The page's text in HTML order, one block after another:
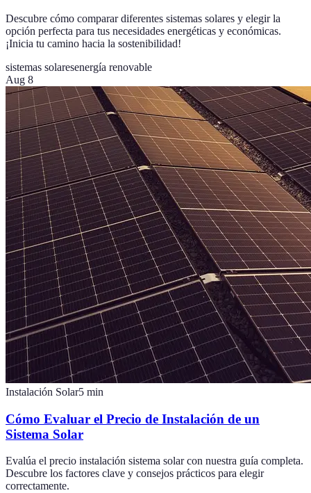
Descubre cómo comparar diferentes sistemas solares y elegir la
opción perfecta para tus necesidades energéticas y económicas.
¡Inicia tu camino hacia la sostenibilidad!
sistemas solaresenergía renovable
Aug 8
Instalación Solar5 min
Cómo Evaluar el Precio de Instalación de un
Sistema Solar
Evalúa el precio instalación sistema solar con nuestra guía completa.
Descubre los factores clave y consejos prácticos para elegir
correctamente.